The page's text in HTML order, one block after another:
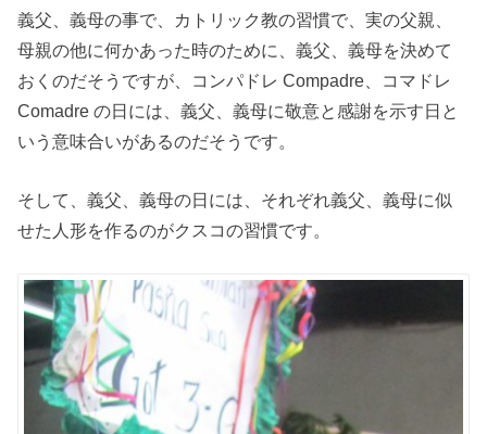
義父、義母の事で、カトリック教の習慣で、実の父親、
母親の他に何かあった時のために、義父、義母を決めて
おくのだそうですが、コンパドレ Compadre、コマドレ
Comadre の日には、義父、義母に敬意と感謝を示す日と
いう意味合いがあるのだそうです。
そして、義父、義母の日には、それぞれ義父、義母に似
せた人形を作るのがクスコの習慣です。